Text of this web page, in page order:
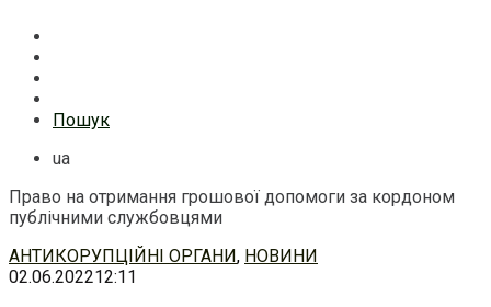
Пошук
ua
Право на отримання грошової допомоги за кордоном
публічними службовцями
Перейти
до
АНТИКОРУПЦІЙНІ ОРГАНИ, НОВИНИ
02.06.202212:11